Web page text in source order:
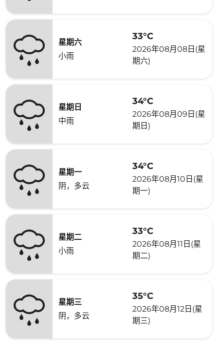
星期六
小雨
33°C
2026年08月08日(星
期六)
星期日
中雨
34°C
2026年08月09日(星
期日)
星期一
阴，多云
34°C
2026年08月10日(星
期一)
星期二
小雨
33°C
2026年08月11日(星
期二)
星期三
阴，多云
35°C
2026年08月12日(星
期三)